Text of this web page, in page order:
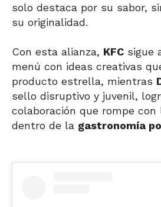
solo destaca por su sabor,
su originalidad.
Con esta alianza, KFC sigue
menú con ideas creativas
producto estrella, mientras
sello disruptivo y juvenil,
colaboración que rompe
dentro de la gastronomía